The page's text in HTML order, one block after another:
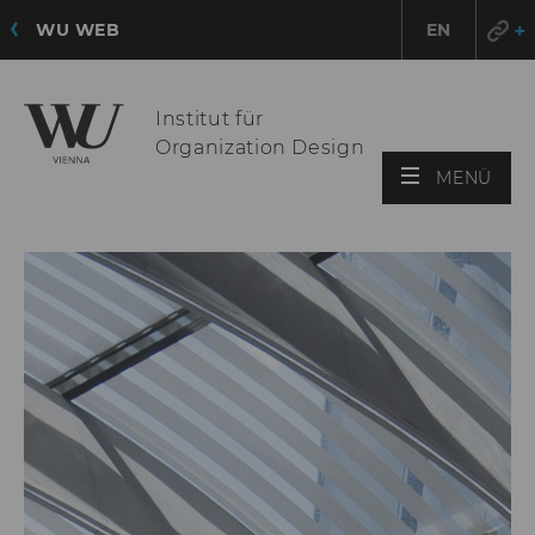
WU WEB EN
Institut für
Organization Design
MENÜ